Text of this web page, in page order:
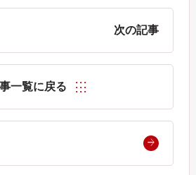
次の記事
一覧に戻る